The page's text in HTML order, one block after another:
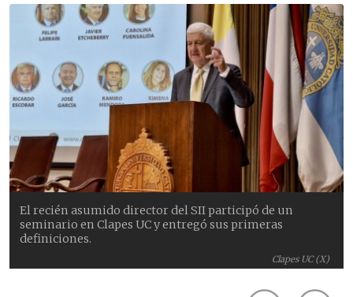
Clapes UC (X)
El recién asumido director del SII participó de un
seminario en Clapes UC y entregó sus primeras
definiciones.